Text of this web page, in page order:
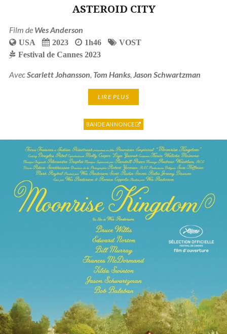
ASTEROID CITY
Film de Wes Anderson
USA 2023 1h46
VOST
Festival de Cannes 2023
Avec Scarlett Johansson Tom Hanks, Jason Schwartzman
LIRE PLUS
BANDE ANNONCE